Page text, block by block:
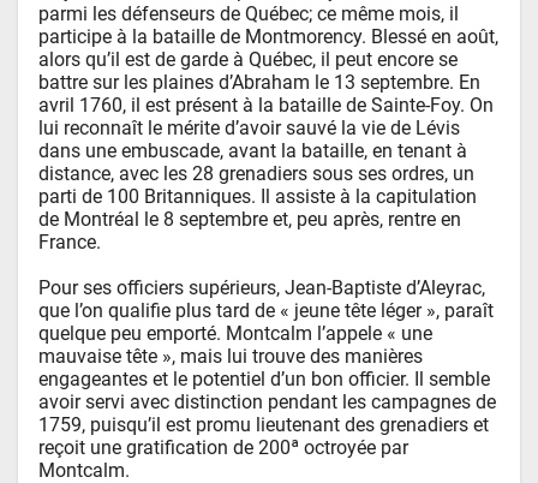
parmi les défenseurs de Québec; ce même mois, il
participe à la bataille de Montmorency. Blessé en août,
alors qu’il est de garde à Québec, il peut encore se
battre sur les plaines d’Abraham le 13 septembre. En
avril 1760, il est présent à la bataille de Sainte-Foy. On
lui reconnaît le mérite d’avoir sauvé la vie de Lévis
dans une embuscade, avant la bataille, en tenant à
distance, avec les 28 grenadiers sous ses ordres, un
parti de 100 Britanniques. Il assiste à la capitulation
de Montréal le 8 septembre et, peu après, rentre en
France.
Pour ses officiers supérieurs, Jean-Baptiste d’Aleyrac,
que l’on qualifie plus tard de « jeune tête léger », paraît
quelque peu emporté. Montcalm l’appele « une
mauvaise tête », mais lui trouve des manières
engageantes et le potentiel d’un bon officier. Il semble
avoir servi avec distinction pendant les campagnes de
1759, puisqu’il est promu lieutenant des grenadiers et
reçoit une gratification de 200ª octroyée par
Montcalm.